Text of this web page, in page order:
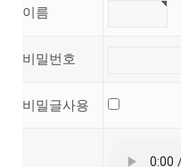
이름
비밀번호
비밀글사용